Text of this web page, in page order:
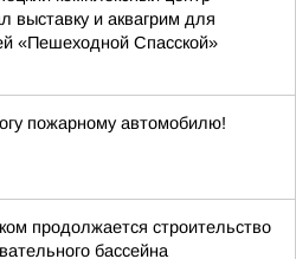
выставку и аквагрим для
«Пешеходной Спасской»
пожарному автомобилю!
продолжается строительство
бассейна